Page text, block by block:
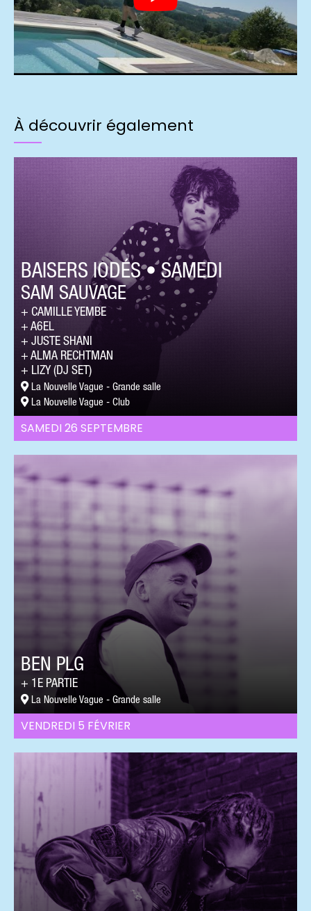
À découvrir également
SAMEDI 26 SEPTEMBRE
BAISERS IODÉS • SAMEDI
SAM SAUVAGE
CAMILLE YEMBE
A6EL
JUSTE SHANI
ALMA RECHTMAN
LIZY (DJ SET)
La Nouvelle Vague - Grande salle
La Nouvelle Vague - Club
VENDREDI 5 FÉVRIER
BEN PLG
1E PARTIE
La Nouvelle Vague - Grande salle